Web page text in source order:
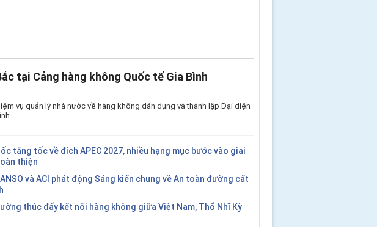
tại Cảng hàng không Quốc tế Gia Bình
vụ quản lý nhà nước về hàng không dân dụng và thành lập Đại diện
tăng tốc về đích APEC 2027, nhiều hạng mục bước vào giai
thiện
và ACI phát động Sáng kiến chung về An toàn đường cất
thúc đẩy kết nối hàng không giữa Việt Nam, Thổ Nhĩ Kỳ